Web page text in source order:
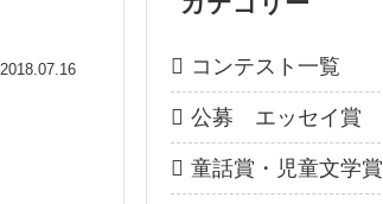
2018.07.16 コンテスト一覧
公募 エッセイ賞
童話賞・児童文学賞